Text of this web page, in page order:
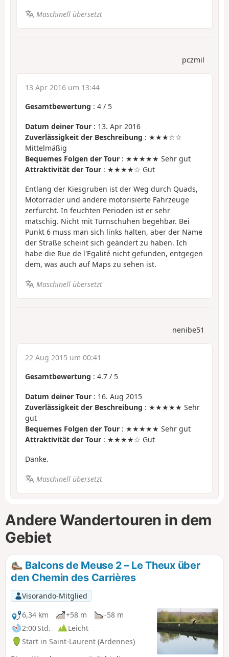
Maschinell übersetzt
pczmil
13 Apr 2016 um 13:44
Gesamtbewertung : 4 / 5
Datum deiner Tour : 13. Apr 2016
Zuverlässigkeit der Beschreibung : ★★★☆☆
Mittelmäßig
Bequemes Folgen der Tour : ★★★★★ Sehr gut
Attraktivität der Tour : ★★★★☆ Gut
Entlang der Kiesgruben ist der Weg durch Quads,
Motorräder und andere motorisierte Fahrzeuge
zerfurcht. In feuchten Perioden ist er sehr
matschig. Nicht mit Turnschuhen begehbar. Bei
Punkt 6 muss man sich links halten, aber der Name
der Straße scheint sich geändert zu haben. Ich
habe die Rue de l'Egalité nicht gefunden, entgegen
dem, was auch auf Maps zu sehen ist.
Maschinell übersetzt
nenibe51
22 Aug 2015 um 00:41
Gesamtbewertung : 4.7 / 5
Datum deiner Tour : 16. Aug 2015
Zuverlässigkeit der Beschreibung : ★★★★★ Sehr
gut
Bequemes Folgen der Tour : ★★★★★ Sehr gut
Attraktivität der Tour : ★★★★☆ Gut
Danke.
Maschinell übersetzt
Andere Wandertouren in dem
Gebiet
Balcons de Meuse 2 – Le Theux über
den Chemin des Carrières
Visorando-Mitglied
6,34 km
+58 m
-58 m
2:00 Std.
Leicht
Start in Saint-Laurent (Ardennes)